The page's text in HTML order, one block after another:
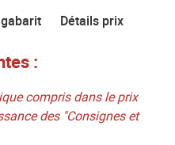
Détails prix
:
compris dans le prix
des "Consignes et